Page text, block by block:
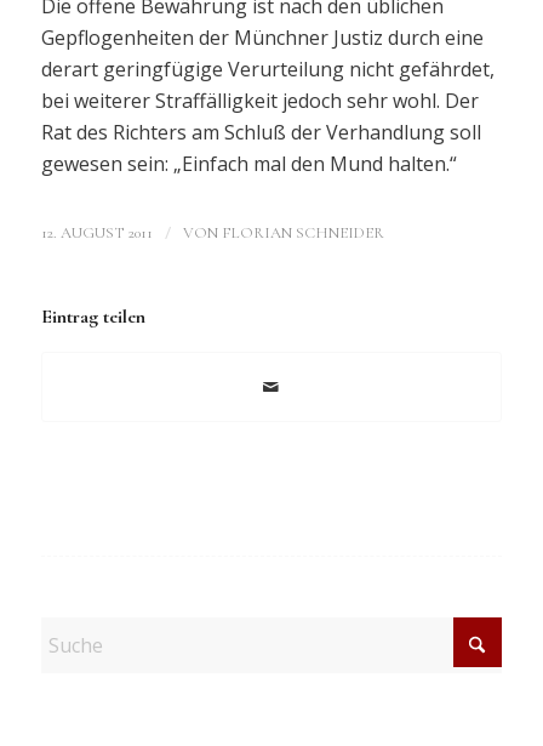
Die offene Bewährung ist nach den üblichen
Gepflogenheiten der Münchner Justiz durch eine
derart geringfügige Verurteilung nicht gefährdet,
bei weiterer Straffälligkeit jedoch sehr wohl. Der
Rat des Richters am Schluß der Verhandlung soll
gewesen sein: „Einfach mal den Mund halten.“
12. AUGUST 2011 / VON FLORIAN SCHNEIDER
Eintrag teilen